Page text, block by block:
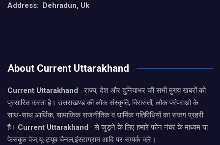
Address: Dehradun, Uk
About Current Uttarakhand
Current Uttarakhand
राज्य, देश और दुनियाभर की सभी मुख्य खबरों को
प्रसारित करता है। उत्तराखण्ड की लोक संस्कृति, विरासतों, लोक परंपराओ के
साथ-साथ आर्थिक, सामाजिक राजनीतिक व धार्मिक गतिविधियों का सजग प्रहरी
है। Current Uttarakhand
से जुड़ने के लिए हमारे फोन नंबर के माध्यम या
फेसबुक पेज,यू-ट्यूब चैनल,इंस्टाग्राम आदि पर सम्पर्क करे।